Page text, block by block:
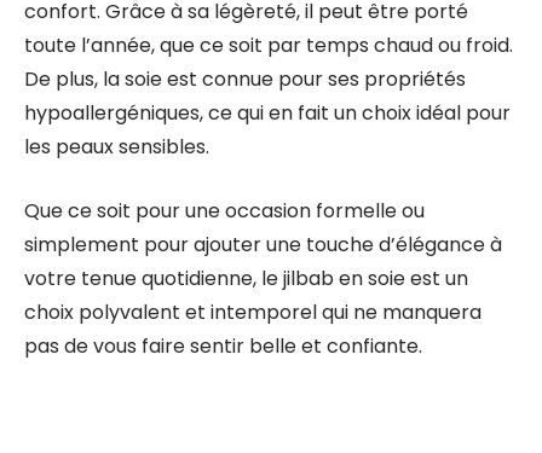
confort. Grâce à sa légèreté, il peut être porté
toute l’année, que ce soit par temps chaud ou froid.
De plus, la soie est connue pour ses propriétés
hypoallergéniques, ce qui en fait un choix idéal pour
les peaux sensibles.
Que ce soit pour une occasion formelle ou
simplement pour ajouter une touche d’élégance à
votre tenue quotidienne, le jilbab en soie est un
choix polyvalent et intemporel qui ne manquera
pas de vous faire sentir belle et confiante.